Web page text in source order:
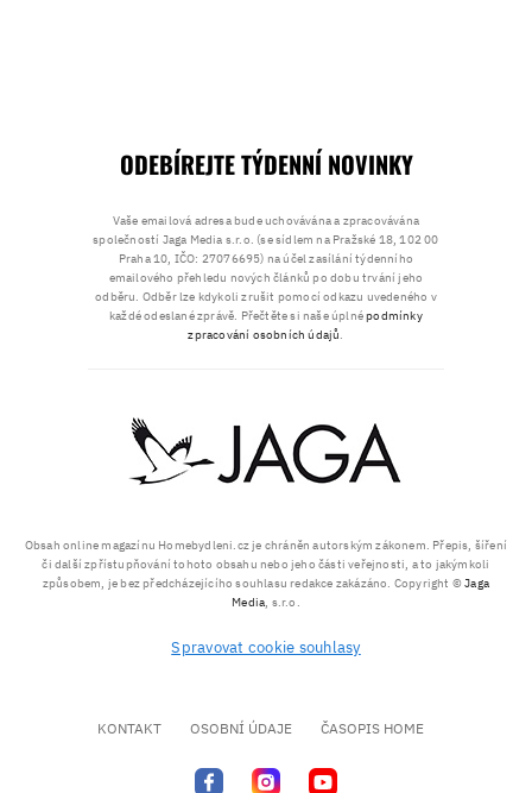
Obsah online magazínu Homebydleni.cz je chráněn autorským zákonem. Přepis, šíření
či další zpřístupňování tohoto obsahu nebo jeho části veřejnosti, a to jakýmkoli
způsobem, je bez předcházejícího souhlasu redakce zakázáno. Copyright ©Jaga
Media , s.r.o.
Spravovat cookie souhlasy
ODEBÍREJTE TÝDENNÍ NOVINKY
Vaše emailová adresa bude uchovávána a zpracovávána
společností Jaga Media s.r.o. (se sídlem na Pražské 18, 102 00
Praha 10, IČO: 27076695) na účel zasílání týdenního
emailového přehledu nových článků po dobu trvání jeho
odběru. Odběr lze kdykoli zrušit pomocí odkazu uvedeného v
každé odeslané zprávě. Přečtěte si naše úplnépodmínky
zpracování osobních údajů
KONTAKT OSOBNÍ ÚDAJE ČASOPIS HOME